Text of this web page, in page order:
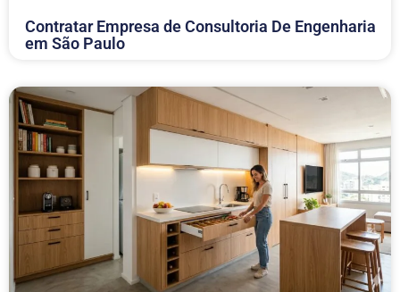
Contratar Empresa de Consultoria De Engenharia
em São Paulo